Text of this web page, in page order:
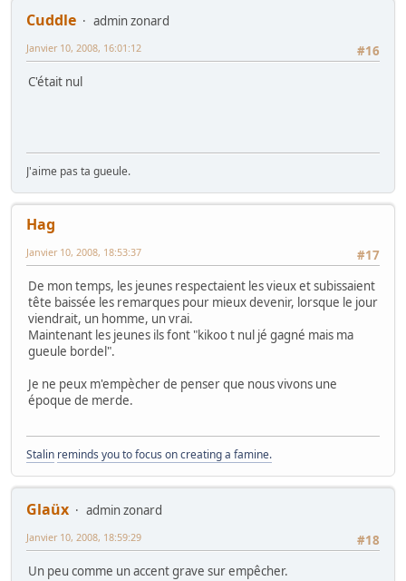
Cuddle
admin zonard
#16
Janvier 10, 2008, 16:01:12
C'était nul
J'aime pas ta gueule.
Hag
#17
Janvier 10, 2008, 18:53:37
De mon temps, les jeunes respectaient les vieux et subissaient
tête baissée les remarques pour mieux devenir, lorsque le jour
viendrait, un homme, un vrai.
Maintenant les jeunes ils font "kikoo t nul jé gagné mais ma
gueule bordel".
Je ne peux m'empècher de penser que nous vivons une
époque de merde.
Stalin reminds you to focus on creating a famine.
Glaüx
admin zonard
#18
Janvier 10, 2008, 18:59:29
Un peu comme un accent grave sur empêcher.